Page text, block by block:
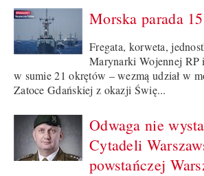
Morska parada
Fregata, korweta,
Marynarki Wojennej RP
w sumie 21 okrętów – wezmą udział w
Zatoce Gdańskiej z okazji Świę...
Odwaga nie
Cytadeli
powstańczej